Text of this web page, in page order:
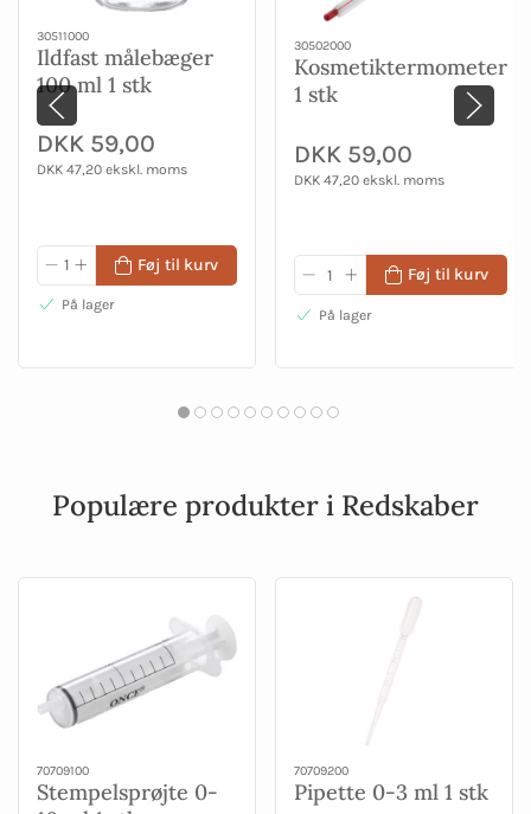
30511000
Ildfast målebæger
100 ml 1 stk
DKK 59,00
DKK 47,20 ekskl. moms
Føj til kurv
På lager
30502000
Kosmetiktermometer
1 stk
DKK 59,00
DKK 47,20 ekskl. moms
Føj til kurv
På lager
Populære produkter i Redskaber
70709100
Stempelsprøjte 0-
70709200
Pipette 0-3 ml 1 stk